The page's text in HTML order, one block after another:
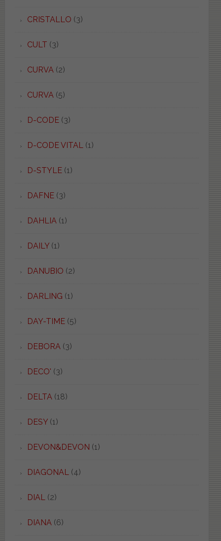
CRISTALLO (3)
CULT (3)
CURVA(2)
CURVA(5)
D-CODE(3)
D-CODE VITAL(1)
D-STYLE(1)
DAFNE(3)
DAHLIA(1)
DAILY(1)
DANUBIO (2)
DARLING (1)
DAY-TIME(5)
DEBORA(3)
DECO' (3)
DELTA(18)
DESY(1)
DEVON&DEVON (1)
DIAGONAL(4)
DIAL(2)
DIANA(6)